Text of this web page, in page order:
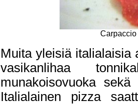
Muita yleisiä italialaisia
vasikanlihaa
munakoisovuoka
Italialainen pizza